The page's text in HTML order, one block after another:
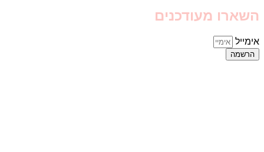
השארו מעודכנים
אימייל
הרשמה